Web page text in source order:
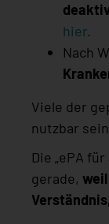
hier.
Nach
Viele der
nutzbar
Die „ePA
gerade,